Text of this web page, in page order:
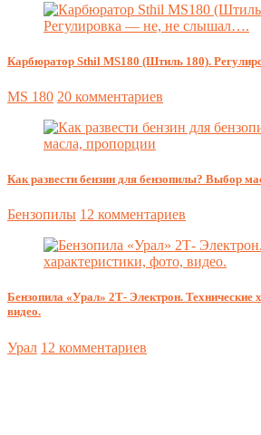
Карбюратор Sthil MS180 (Штиль 180).
MS 180 20 комментариев
Как развести бензин для бензопилы? Выбор
Бензопилы 12 комментариев
Бензопила «Урал» 2Т- Электрон. Технические
видео.
Урал 12 комментариев